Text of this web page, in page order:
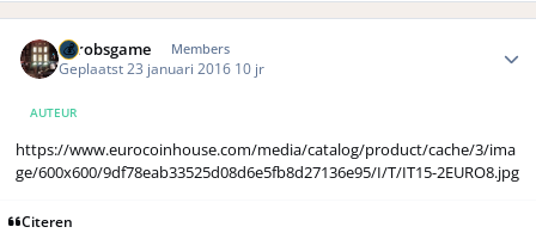
eurobsgame Members
Geplaatst23 januari 2016 10 jr
AUTEUR
https://www.eurocoinhouse.com/media/catalog/product/cache/3/ima
ge/600x600/9df78eab33525d08d6e5fb8d27136e95/I/T/IT15-2EURO8.jpg
Citeren